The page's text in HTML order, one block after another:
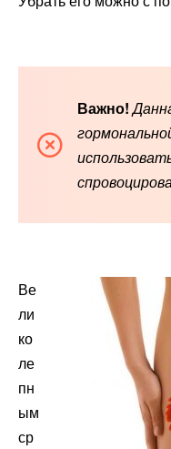
Важно!
Ве
ли
ко
ле
пн
ым
ср